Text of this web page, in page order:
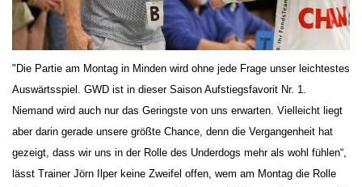
"Die Partie am Montag in Minden wird ohne jede Frage unser leichtestes
Auswärtsspiel. GWD ist in dieser Saison Aufstiegsfavorit Nr. 1.
Niemand wird auch nur das Geringste von uns erwarten. Vielleicht liegt
aber darin gerade unsere größte Chance, denn die Vergangenheit hat
gezeigt, dass wir uns in der Rolle des Underdogs mehr als wohl fühlen“,
lässt Trainer Jörn Ilper keine Zweifel offen, wem am Montag die Rolle